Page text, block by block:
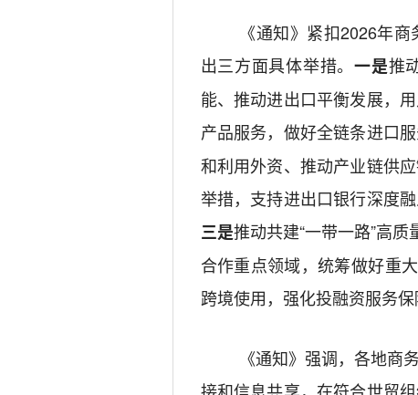
《通知》 紧扣2026年商
出三方面具体举措。一是推
能、推动进出口平衡发展，
产品服务， 做好全链条进口
和利用外资、推动产业链供
举措，支持进出口银行深度
三是推动共建“一带一路”高
合作重点领域，统筹做好重
跨境使用，强化投融资服务保
《通知》强调，各地商